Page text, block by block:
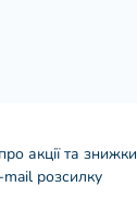
акції та знижки
розсилку